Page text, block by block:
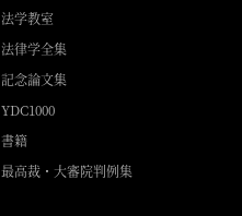
法学教室
法律学全集
記念論文集
YDC1000
書籍
最高裁・大審院判例集